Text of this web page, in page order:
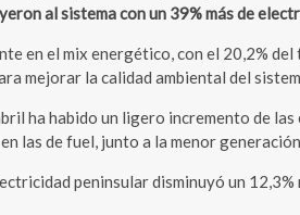
al sistema con un 39% más de
en el mix energético, con el 20,2%
mejorar la calidad ambiental del
ha habido un ligero incremento de
las de fuel, junto a la menor
peninsular disminuyó un